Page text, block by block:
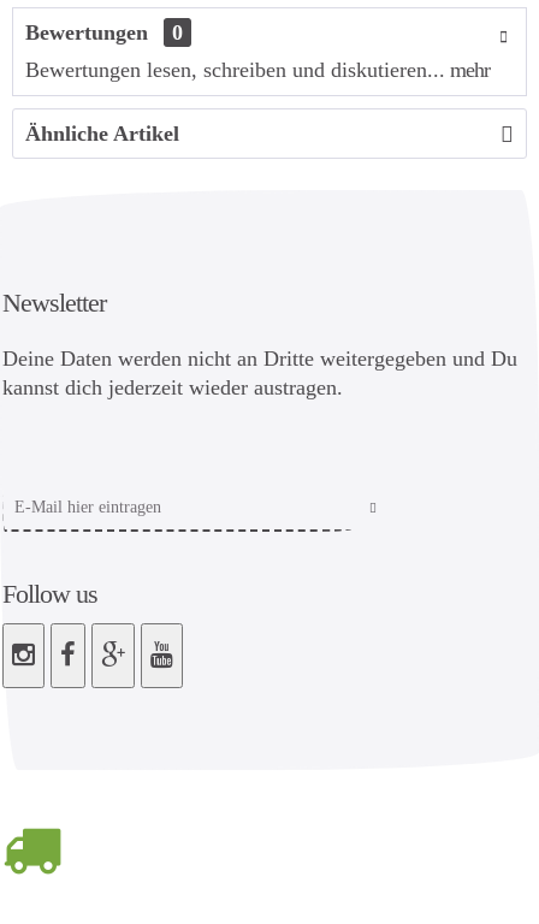
Bewertungen
0
Bewertungen lesen, schreiben und diskutieren... mehr
Ähnliche Artikel
Newsletter
Deine Daten werden nicht an Dritte weitergegeben und Du
kannst dich jederzeit wieder austragen.
Follow us